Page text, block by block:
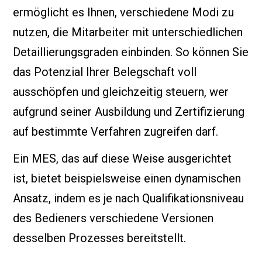
ermöglicht es Ihnen, verschiedene Modi zu
nutzen, die Mitarbeiter mit unterschiedlichen
Detaillierungsgraden einbinden. So können Sie
das Potenzial Ihrer Belegschaft voll
ausschöpfen und gleichzeitig steuern, wer
aufgrund seiner Ausbildung und Zertifizierung
auf bestimmte Verfahren zugreifen darf.
Ein MES, das auf diese Weise ausgerichtet
ist, bietet beispielsweise einen dynamischen
Ansatz, indem es je nach Qualifikationsniveau
des Bedieners verschiedene Versionen
desselben Prozesses bereitstellt.